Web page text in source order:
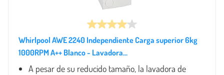
Whirlpool AWE 2240 Independiente Carga superior 6kg
1000RPM A++ Blanco - Lavadora...
A pesar de su reducido tamaño, la lavadora de